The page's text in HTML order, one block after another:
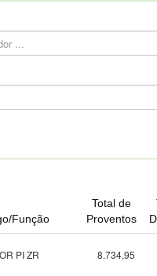
Função
Total de
Proventos
PI ZR 8.734,95